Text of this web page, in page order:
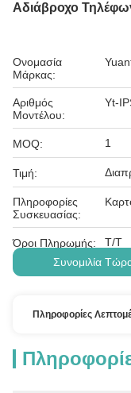
Αδιάβροχο
Ονομασία
Μάρκας:
Αριθμός
Μοντέλου:
Yt-
MOQ: 1
Τιμή:
Πληροφορίες
Συσκευασίας:
Όροι Πληρωμής:
Τ/Τ
Συνομιλία
Πληροφορίες